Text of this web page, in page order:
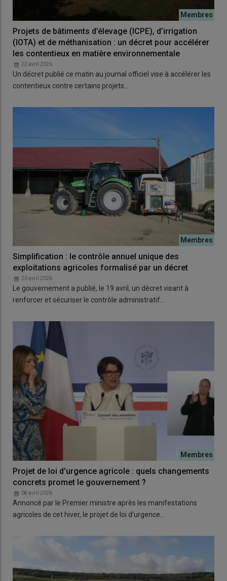
Projets de bâtiments d’élevage (ICPE), d’irrigation
(IOTA) et de méthanisation : un décret pour accélérer
les contentieux en matière environnementale
22 avril 2026
Un décret publié ce matin au journal officiel vise à accélérer les
contentieux contre certains projets…
Simplification : le contrôle annuel unique des
exploitations agricoles formalisé par un décret
20 avril 2026
Le gouvernement a publié, le 19 avril, un décret visant à
renforcer et sécuriser le contrôle administratif…
Projet de loi d’urgence agricole : quels changements
concrets promet le gouvernement ?
08 avril 2026
Annoncé par le Premier ministre après les manifestations
agricoles de cet hiver, le projet de loi d’urgence…